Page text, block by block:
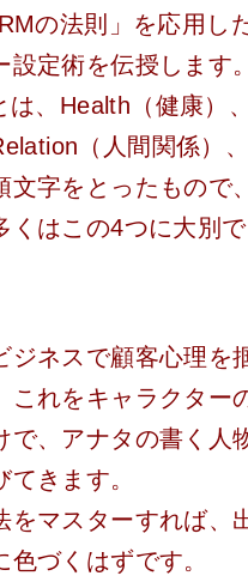
の法則」を応用し
設定術を伝授します。
は、Health（健康）
（人間関係）
文字をとったもので
くはこの4つに大別
ジネスで顧客心理を
これをキャラクター
で、アナタの書く人
てきます。
をマスターすれば、
色づくはずです。